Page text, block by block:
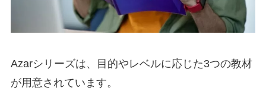
Azarシリーズは、目的やレベルに応じた3つの教材
が用意されています。